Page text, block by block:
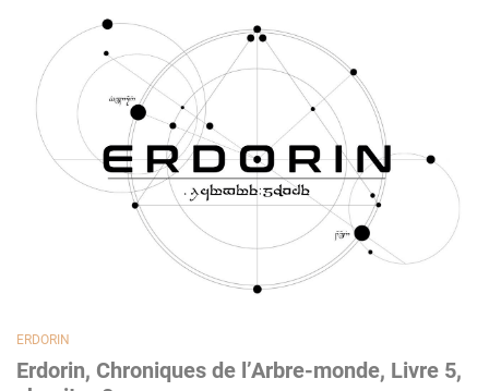
ERDORIN
Erdorin, Chroniques de l’Arbre-monde, Livre 5,